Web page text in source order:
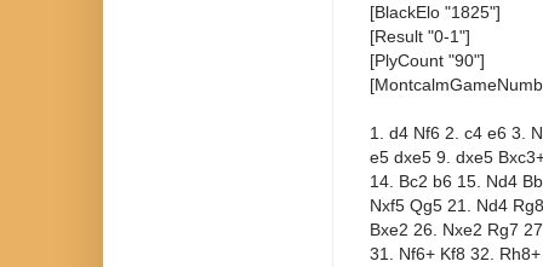
[BlackElo "1825"]
[Result "0-1"]
[PlyCount "90"]
1. d4 Nf6 2. c4 e6 3.
e5 dxe5 9. dxe5
14. Bc2 b6 15. Nd4
Nxf5 Qg5 21. Nd4
Bxe2 26. Nxe2 Rg7
31. Nf6+ Kf8 32.